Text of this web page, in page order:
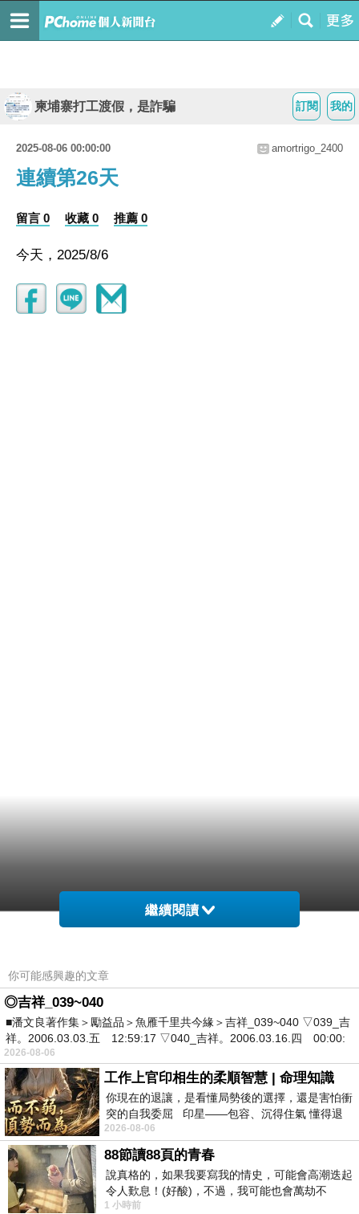
我的
訂閱
柬埔寨打工渡假，是詐騙
2025-08-06 00:00:00 amortrigo_2400
連續第26天
留言 0 收藏 0 推薦 0
今天，2025/8/6
繼續閱讀
你可能感興趣的文章
◎吉祥_039~040
■潘文良著作集＞勵益品＞魚雁千里共今緣＞吉祥_039~040 ▽039_吉
祥。2006.03.03.五 12:59:17 ▽040_吉祥。2006.03.16.四 00:00:
2026-08-06
工作上官印相生的柔順智慧 | 命理知識
你現在的退讓，是看懂局勢後的選擇，還是害怕衝
突的自我委屈 印星——包容、沉得住氣 懂得退
一步觀察，不會
2026-08-06
88節讀88頁的青春
說真格的，如果我要寫我的情史，可能會高潮迭起
令人歎息！(好酸)，不過，我可能也會萬劫不
復...，每天跪鍵盤還是被判了花心的罪
1 小時前